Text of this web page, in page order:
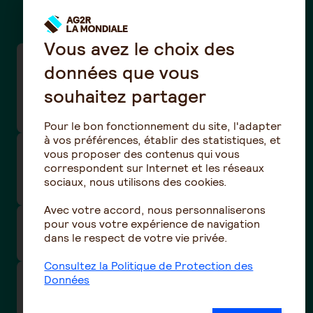
convention collective de la Boucherie-
charcuterie / Boucherie hippophagique (n°3101
Taux de cotisations prévoyance et santé de la
convention collective nationale Eclat
(Animation) -(N°3246 - IDCC 1518)
Comment être remboursé de mes frais de
santé ?
Relance/Mise en demeure des cotisations
Vous avez le choix des
données que vous
souhaitez partager
Pour le bon fonctionnement du site, l'adapter
à vos préférences, établir des statistiques, et
vous proposer des contenus qui vous
correspondent sur Internet et les réseaux
sociaux, nous utilisons des cookies.
Avec votre accord, nous personnaliserons
pour vous votre expérience de navigation
dans le respect de votre vie privée.
Consultez la Politique de Protection des
Données